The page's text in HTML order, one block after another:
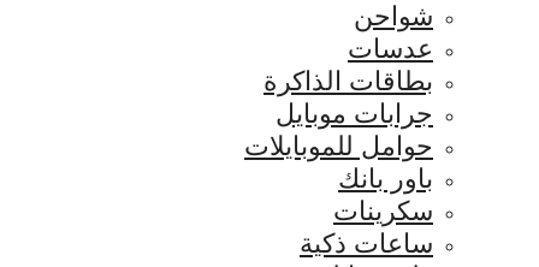
شواحن
عدسات
بطاقات الذاكرة
جرابات موبايل
حوامل للموبايلات
باور بانك
سكرينات
ساعات ذكية